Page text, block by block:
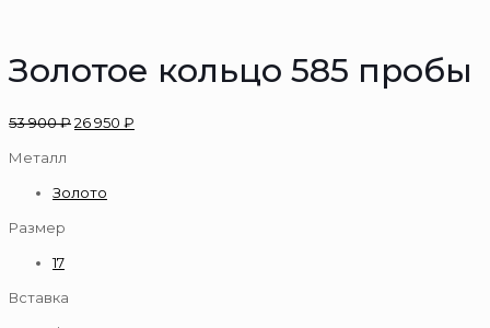
Золотое кольцо 585 пробы
53 900₽26 950 ₽
Металл
Золото
Размер
17
Вставка